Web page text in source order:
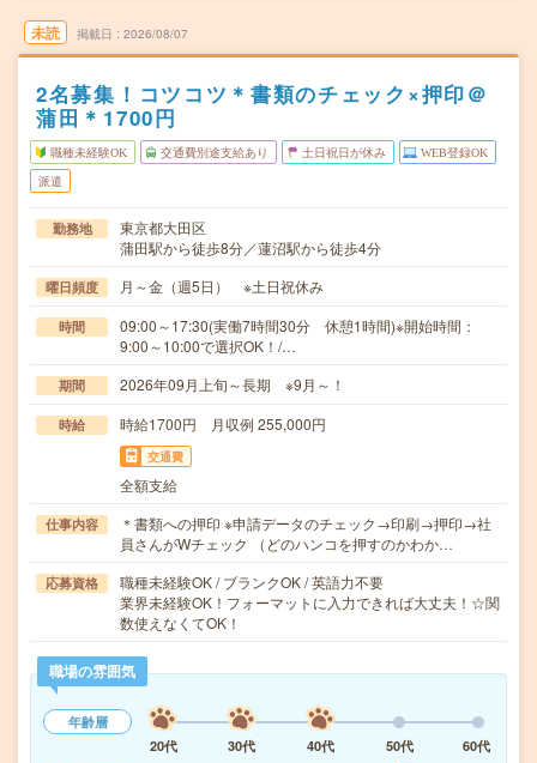
未読 掲載日 2026/08/07
2名募集！コツコツ＊書類のチェック×押印＠
蒲田＊1700円
職種未経験OK 交通費別途支給あり 土日祝日が休み WEB登録OK
派遣
勤務地
東京都大田区
蒲田駅から徒歩8分／蓮沼駅から徒歩4分
曜日頻度 月～金（週5日） ※土日祝休み
時間
09:00～17:30(実働7時間30分 休憩1時間)※開始時間：
9:00～10:00で選択OK！/…
期間 2026年09月上旬～長期 ※9月～！
時給 時給1700円 月収例 255,000円
交通費
全額支給
仕事内容
＊書類への押印 ※申請データのチェック→印刷→押印→社
員さんがWチェック （どのハンコを押すのかわか…
応募資格
職種未経験OK / ブランクOK / 英語力不要
業界未経験OK！フォーマットに入力できれば大丈夫！☆関
数使えなくてOK！
職場の雰囲気
年齢層
20代
30代 40代 50代
60代